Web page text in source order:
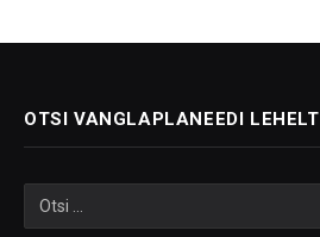
OTSI VANGLAPLANEEDI LEHELT